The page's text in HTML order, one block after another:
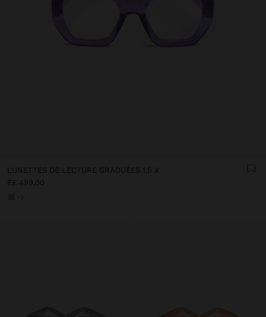
LUNETTES DE LECTURE GRADUÉES 1.5 X
E£ 499,00